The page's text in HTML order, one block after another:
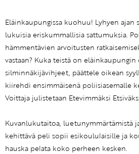
Eläinkaupungissa kuohuu! Lyhyen ajan
lukuisia eriskummallisia sattumuksia.
hämmentävien arvoitusten
vastaan? Kuka teistä on eläinkaupungin
silminnäkijävihjeet, päättele oikean
kiirehdi ensimmäisenä poliisiasemalle
Voittaja julistetaan Etevimmäksi
Kuvanlukutaitoa, luetunymmärtämistä
kehittävä peli sopii esikoululaisille ja
hauska pelata koko perheen kesken.